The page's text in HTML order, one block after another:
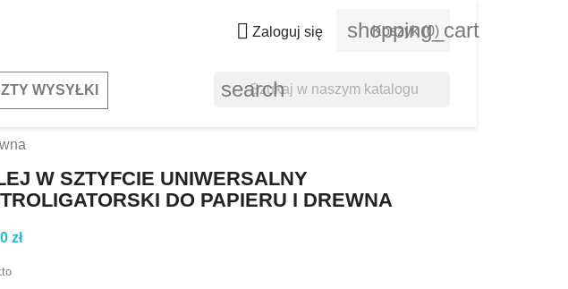
 Zaloguj się shopping_cart
Koszyk (0)
WYSYŁKI search
W SZTYFCIE UNIWERSALNY
DO PAPIERU I DREWNA
zł